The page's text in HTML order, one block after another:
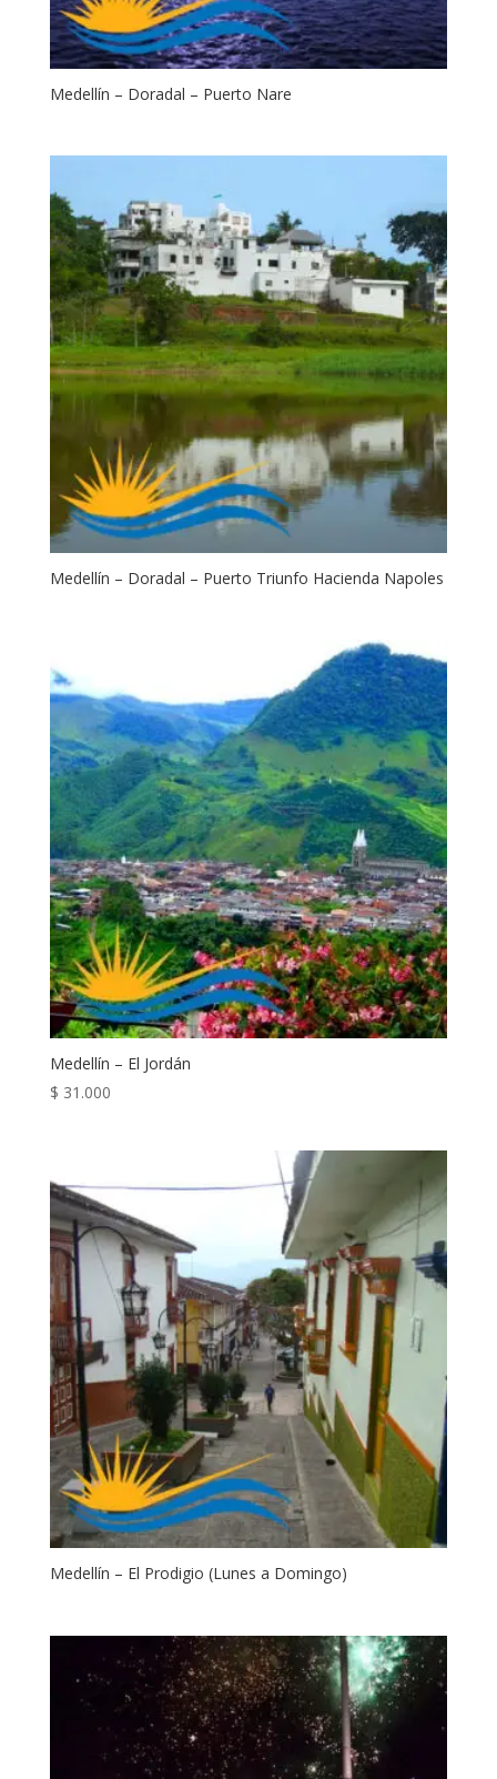
Medellín – Doradal – Puerto Nare
Medellín – Doradal – Puerto Triunfo Hacienda Napoles
Medellín – El Jordán
$ 31.000
Medellín – El Prodigio (Lunes a Domingo)